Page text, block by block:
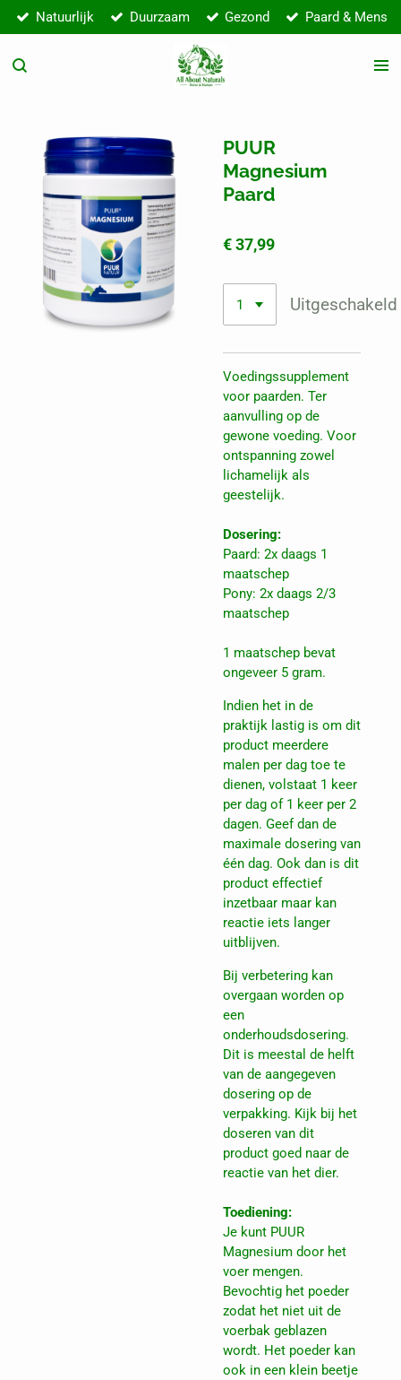
Ga
direct
naar
Natuurlijk Duurzaam Gezond Paard & Mens
PUUR
Magnesium
Paard
€ 37,99
Uitgeschakeld
Voedingssupplement
voor paarden. Ter
aanvulling op de
gewone voeding. Voor
ontspanning zowel
lichamelijk als
geestelijk.
Dosering:
Paard: 2x daags 1
maatschep
Pony: 2x daags 2/3
maatschep
1 maatschep bevat
ongeveer 5 gram.
Indien het in de
praktijk lastig is om dit
product meerdere
malen per dag toe te
dienen, volstaat 1 keer
per dag of 1 keer per 2
dagen. Geef dan de
maximale dosering van
één dag. Ook dan is dit
product effectief
inzetbaar maar kan
reactie iets langer
uitblijven.
Bij verbetering kan
overgaan worden op
een
onderhoudsdosering.
Dit is meestal de helft
van de aangegeven
dosering op de
verpakking. Kijk bij het
doseren van dit
product goed naar de
reactie van het dier.
Toediening:
Je kunt PUUR
Magnesium door het
voer mengen.
Bevochtig het poeder
zodat het niet uit de
voerbak geblazen
wordt. Het poeder kan
ook in een klein beetje